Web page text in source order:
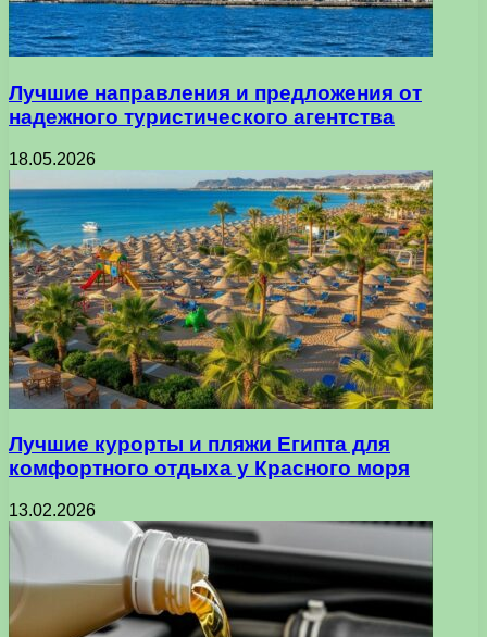
Лучшие направления и предложения от
надежного туристического агентства
18.05.2026
Лучшие курорты и пляжи Египта для
комфортного отдыха у Красного моря
13.02.2026